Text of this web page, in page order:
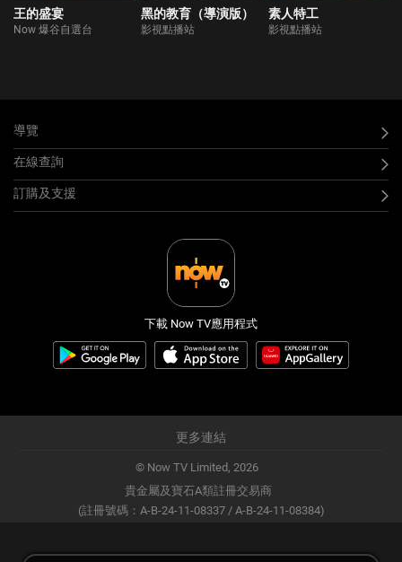
王的盛宴
Now 爆谷自選台
黑的教育（導演版）
影視點播站
素人特工
影視點播站
導覽
在線查詢
訂購及支援
下載 Now TV應用程式
更多連結
© Now TV Limited, 2026
貴金屬及寶石A類註冊交易商
(註冊號碼：A-B-24-11-08337 / A-B-24-11-08384)